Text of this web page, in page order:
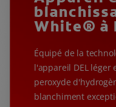
White® à
Équipé de la
l'appareil DEL
peroxyde
blanchiment